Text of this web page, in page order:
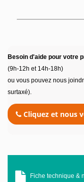
Besoin d'aide pour votre
(9h-12h et 14h-18h)
ou vous pouvez nous
surtaxé).
Cliquez et nous
Fiche technique &